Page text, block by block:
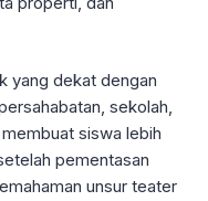
yang dekat dengan
sekolah,
siswa lebih
pementasan
unsur teater